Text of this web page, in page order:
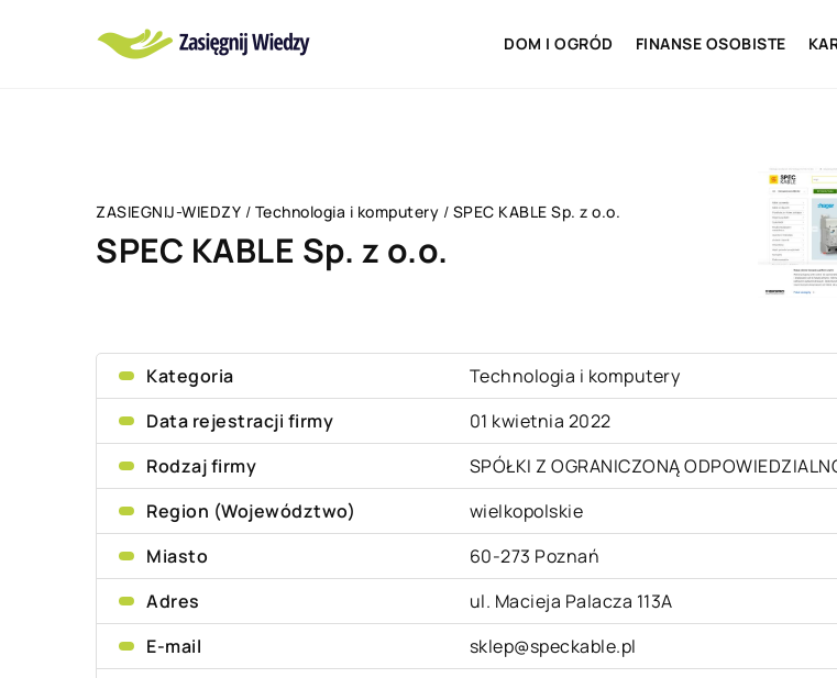
DOM I OGRÓD FINANSE OSOBISTE
ZASIEGNIJ-WIEDZY / Technologia i komputery / SPEC KABLE Sp. z o.o.
SPEC KABLE Sp. z o.o.
Kategoria
Technologia i komputery
Data rejestracji firmy
01 kwietnia 2022
Rodzaj firmy
SPÓŁKI Z OGRANICZONĄ
Region (Województwo)
wielkopolskie
Miasto
60-273 Poznań
Adres
ul. Macieja Palacza 113A
E-mail
sklep@speckable.pl